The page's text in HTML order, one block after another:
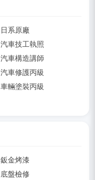
日系原廠
汽車技工執照
汽車構造講師
汽車修護丙級
車輛塗裝丙級
鈑金烤漆
底盤檢修